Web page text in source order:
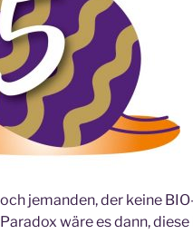
jemanden, der keine
wäre es dann,